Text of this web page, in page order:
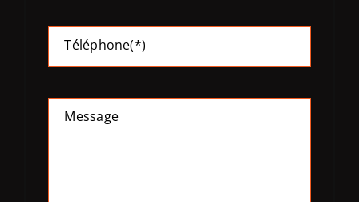
Téléphone(*)
Message